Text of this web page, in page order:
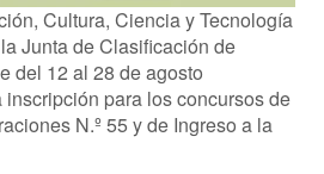
Cultura, Ciencia y Tecnología
Junta de Clasificación de
del 12 al 28 de agosto
para los concursos de
N.º 55 y de Ingreso a la